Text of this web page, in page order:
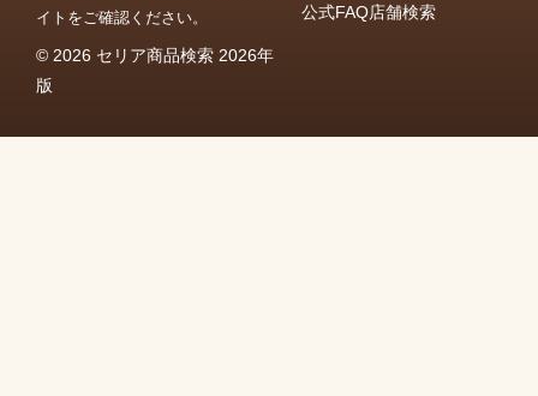
イトをご確認ください。
© 2026 セリア商品検索 2026年
版
公式FAQ店舗検索